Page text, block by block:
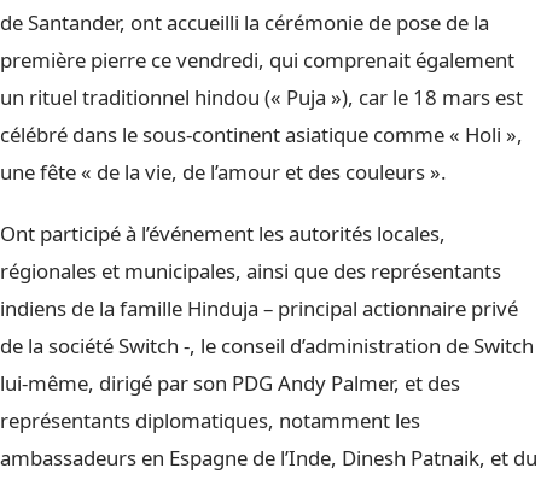
de Santander, ont accueilli la cérémonie de pose de la
première pierre ce vendredi, qui comprenait également
un rituel traditionnel hindou (« Puja »), car le 18 mars est
célébré dans le sous-continent asiatique comme « Holi »,
une fête « de la vie, de l’amour et des couleurs ».
Ont participé à l’événement les autorités locales,
régionales et municipales, ainsi que des représentants
indiens de la famille Hinduja – principal actionnaire privé
de la société Switch -, le conseil d’administration de Switch
lui-même, dirigé par son PDG Andy Palmer, et des
représentants diplomatiques, notamment les
ambassadeurs en Espagne de l’Inde, Dinesh Patnaik, et du